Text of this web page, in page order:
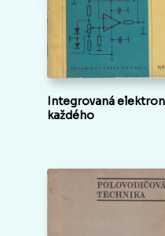
Integrovaná
každého